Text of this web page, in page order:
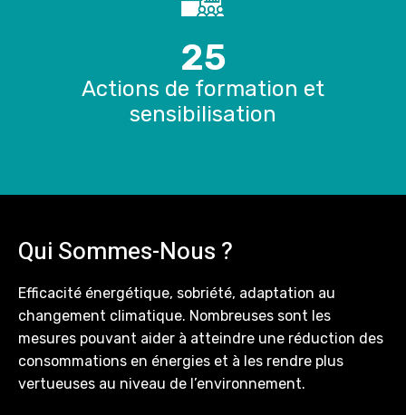
25
Actions de formation et
sensibilisation
Qui Sommes-Nous ?
Efficacité énergétique, sobriété, adaptation au
changement climatique. Nombreuses sont les
mesures pouvant aider à atteindre une réduction des
consommations en énergies et à les rendre plus
vertueuses au niveau de l’environnement.